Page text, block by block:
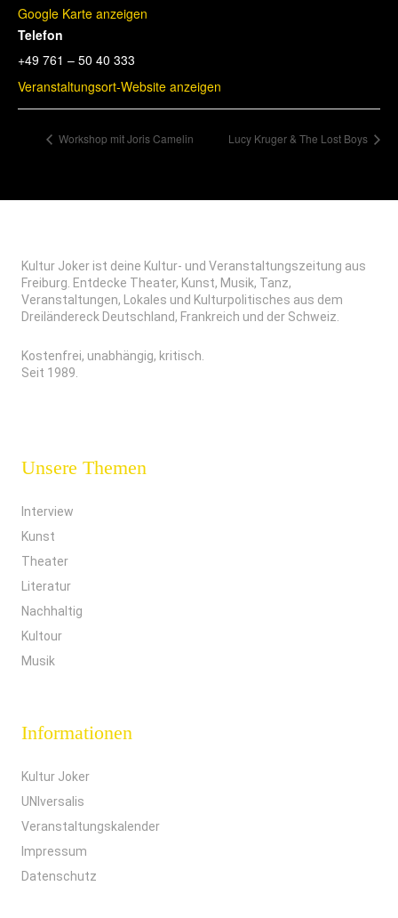
Google Karte anzeigen
Telefon
+49 761 – 50 40 333
Veranstaltungsort-Website anzeigen
Workshop mit Joris Camelin Lucy Kruger & The Lost Boys
Kultur Joker ist deine Kultur- und Veranstaltungszeitung aus
Freiburg. Entdecke Theater, Kunst, Musik, Tanz,
Veranstaltungen, Lokales und Kulturpolitisches aus dem
Dreiländereck Deutschland, Frankreich und der Schweiz.
Kostenfrei, unabhängig, kritisch.
Seit 1989.
Unsere Themen
Interview
Kunst
Theater
Literatur
Nachhaltig
Kultour
Musik
Informationen
Kultur Joker
UNIversalis
Veranstaltungskalender
Impressum
Datenschutz